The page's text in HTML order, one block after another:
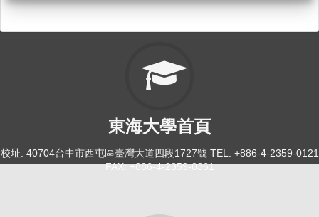
東海大學首頁
校址: 40704台中市西屯區臺灣大道四段1727號 TEL: +886-4-2359-0121
FAX: +886-4-2359-0361